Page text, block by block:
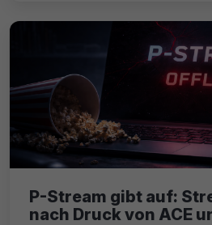
P-Stream gibt auf:
nach Druck von ACE